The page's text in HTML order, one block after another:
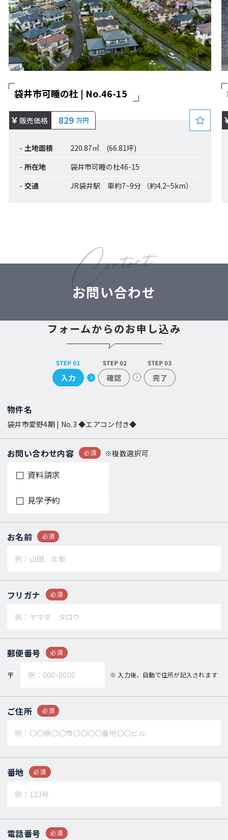
袋井市可睡の杜 | No.46-15
販売価格 829 万円
土地面積
220.87㎡ (66.81坪)
所在地
袋井市可睡の杜46-15
交通
JR袋井駅 車約7~9分 （約4.2~5km）
お問い合わせ
フォームからのお申し込み
物件名
袋井市愛野4期 | No.3 ◆エアコン付き◆
お問い合わせ内容 ※複数選択可
必須
資料請求
見学予約
お名前 必須
フリガナ 必須
郵便番号 必須
〒 入力後、自動で住所が記入されます
ご住所 必須
番地 必須
電話番号 必須